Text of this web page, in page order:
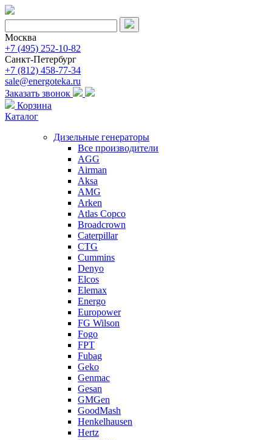
Москва
+7 (495) 252-10-82
Санкт-Петербург
+7 (812) 458-77-34
sale@energoteka.ru
Заказать звонок
Корзина
Каталог
Дизельные генераторы
Все производители
AGG
Airman
Aksa
AMG
Arken
Atlas Copco
Broadcrown
Caterpillar
CTG
Cummins
Denyo
Elcos
Elemax
Energo
Europower
FG Wilson
Fogo
FPT
Fubag
Geko
Genmac
Gesan
GMGen
GoodMash
Henkelhausen
Hertz